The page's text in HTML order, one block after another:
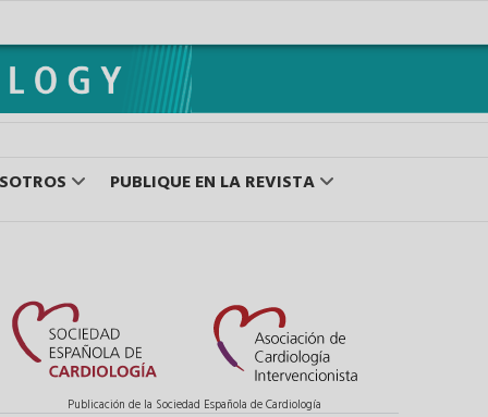
PUBLIQUE EN LA REVISTA
Publicación de la Sociedad Española de Cardiología